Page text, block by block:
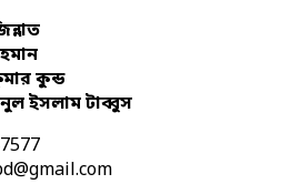
কুন্ড
ইসলাম টাব্বুস